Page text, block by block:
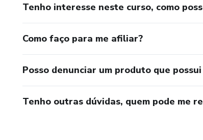
Tenho interesse neste curso, como
Como faço para me afiliar?
Posso denunciar um produto que
Tenho outras dúvidas, quem pode me